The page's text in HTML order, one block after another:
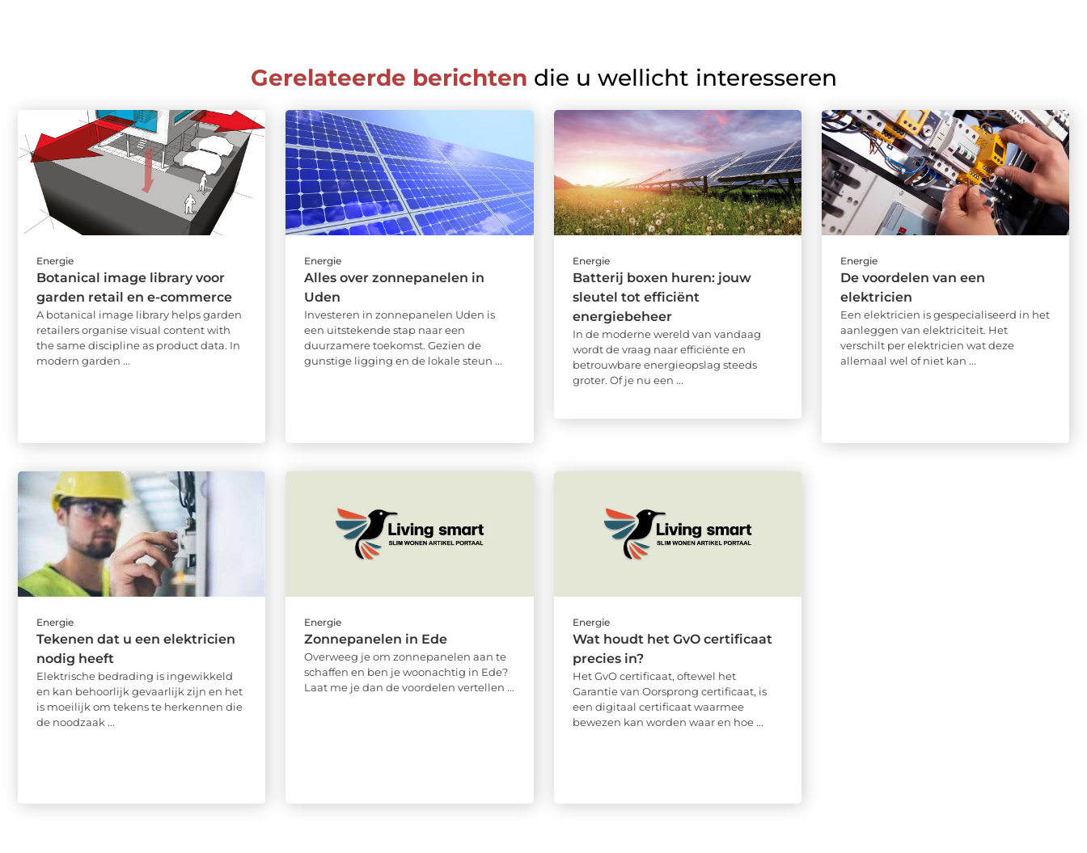
Gerelateerde berichten die u wellicht interesseren
Energie
Botanical image library voor
garden retail en e-commerce
A botanical image library helps garden
retailers organise visual content with
the same discipline as product data. In
modern garden ...
Energie
Alles over zonnepanelen in
Uden
Investeren in zonnepanelen Uden is
een uitstekende stap naar een
duurzamere toekomst. Gezien de
gunstige ligging en de lokale steun ...
Energie
Batterij boxen huren: jouw
sleutel tot efficiënt
energiebeheer
In de moderne wereld van vandaag
wordt de vraag naar efficiënte en
betrouwbare energieopslag steeds
groter. Of je nu een ...
Energie
De voordelen van een
elektricien
Een elektricien is gespecialiseerd in het
aanleggen van elektriciteit. Het
verschilt per elektricien wat deze
allemaal wel of niet kan ...
Energie
Tekenen dat u een elektricien
nodig heeft
Elektrische bedrading is ingewikkeld
en kan behoorlijk gevaarlijk zijn en het
is moeilijk om tekens te herkennen die
de noodzaak ...
Energie
Zonnepanelen in Ede
Overweeg je om zonnepanelen aan te
schaffen en ben je woonachtig in Ede?
Laat me je dan de voordelen vertellen ...
Energie
Wat houdt het GvO certificaat
precies in?
Het GvO certificaat, oftewel het
Garantie van Oorsprong certificaat, is
een digitaal certificaat waarmee
bewezen kan worden waar en hoe ...